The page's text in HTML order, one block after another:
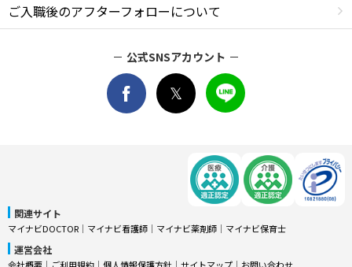
ご入職後のアフターフォローについて
公式SNSアカウント
関連サイト
マイナビDOCTOR │ マイナビ看護師 │ マイナビ薬剤師 │ マイナビ保育士
運営会社